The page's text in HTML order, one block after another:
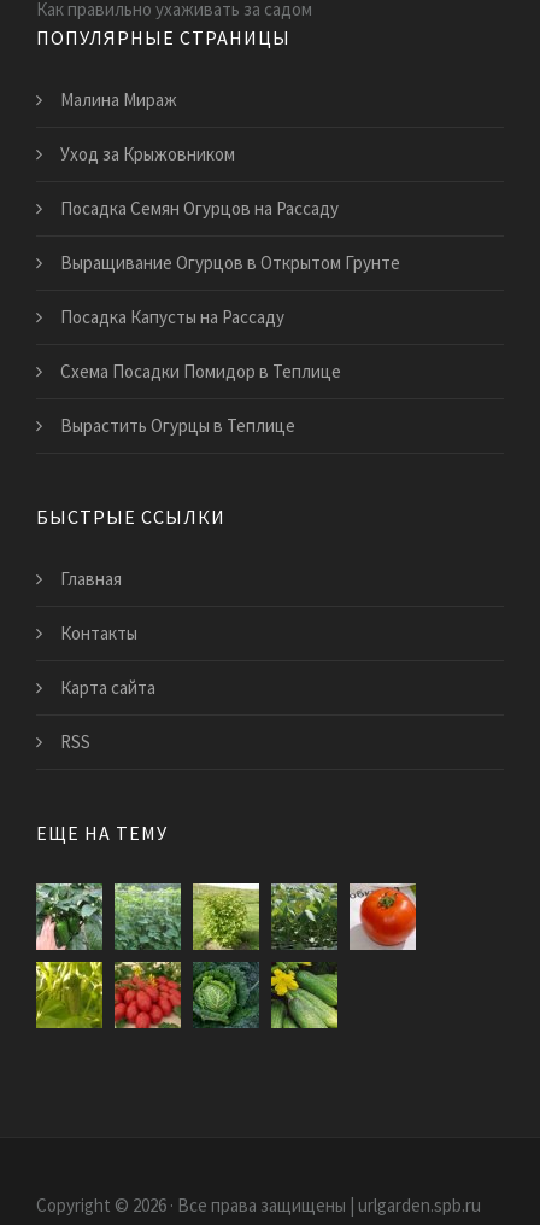
Как правильно ухаживать за садом
ПОПУЛЯРНЫЕ СТРАНИЦЫ
Малина Мираж
Уход за Крыжовником
Посадка Семян Огурцов на Рассаду
Выращивание Огурцов в Открытом Грунте
Посадка Капусты на Рассаду
Схема Посадки Помидор в Теплице
Вырастить Огурцы в Теплице
БЫСТРЫЕ ССЫЛКИ
Главная
Контакты
Карта сайта
RSS
ЕЩЕ НА ТЕМУ
Copyright © 2026 · Все права защищены | urlgarden.spb.ru